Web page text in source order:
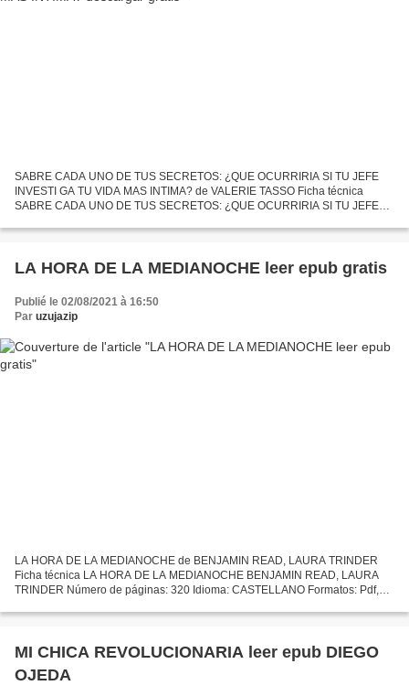
SABRE CADA UNO DE TUS SECRETOS: ¿QUE OCURRIRIA SI TU JEFE
INVESTI GA TU VIDA MAS INTIMA? de VALERIE TASSO Ficha técnica
SABRE CADA UNO DE TUS SECRETOS: ¿QUE OCURRIRIA SI TU JEFE
256 Idioma:...
LA HORA DE LA MEDIANOCHE leer epub gratis
Publié le 02/08/2021 à 16:50
Par uzujazip
LA HORA DE LA MEDIANOCHE de BENJAMIN READ, LAURA TRINDER
Ficha técnica LA HORA DE LA MEDIANOCHE BENJAMIN READ, LAURA
TRINDER Número de páginas: 320 Idioma: CASTELLANO Formatos: Pdf,
edición:...
MI CHICA REVOLUCIONARIA leer epub DIEGO
OJEDA